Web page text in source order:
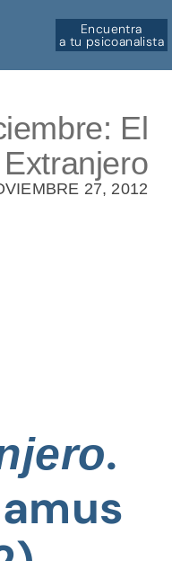
Encuentra
a tu psicoanalista
El
Extranjero
27, 2012
.